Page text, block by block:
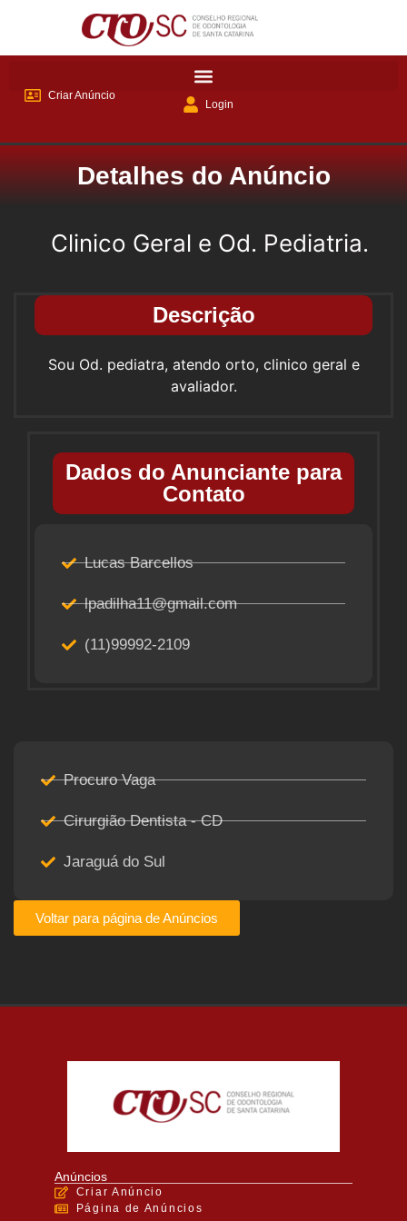
Criar Anúncio
Login
Detalhes do Anúncio
Clinico Geral e Od. Pediatria.
Descrição
Sou Od. pediatra, atendo orto, clinico geral e
avaliador.
Dados do Anunciante para
Contato
Lucas Barcellos
lpadilha11@gmail.com
(11)99992-2109
Procuro Vaga
Cirurgião Dentista - CD
Jaraguá do Sul
Voltar para página de Anúncios
Anúncios
Criar Anúncio
Página de Anúncios